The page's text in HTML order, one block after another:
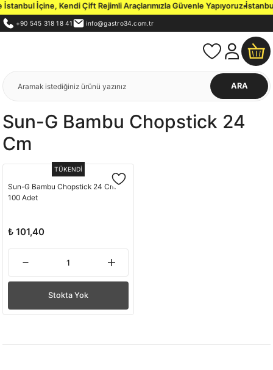
İçine, Kendi Çift Rejimli Araçlarımızla Güvenle Yapıyoruz.İstanbul
+90 545 318 18 41 info@gastro34.com.tr
ARA
Sun-G Bambu Chopstick 24
Cm
TÜKENDİ
Sun-G Bambu Chopstick 24 Cm
100 Adet
₺ 101,40
Stokta Yok